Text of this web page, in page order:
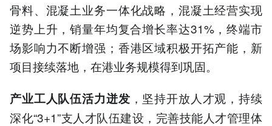
骨料、混凝土业务一体化战略，混凝土经营实现
逆势上升，销量年均复合增长率达31%，终端市
场影响力不断增强；香港区域积极开拓产能，新
项目接续落地，在港业务规模得到巩固。
产业工人队伍活力迸发 ，坚持开放人才观，持续
深化“3+1”支人才队伍建设，完善技能人才管理体